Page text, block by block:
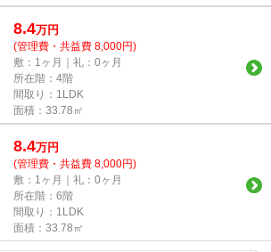
8.4万円
(管理費・共益費 8,000円)
敷：1ヶ月｜礼：0ヶ月
所在階：4階
間取り：1LDK
面積：33.78㎡
8.4万円
(管理費・共益費 8,000円)
敷：1ヶ月｜礼：0ヶ月
所在階：6階
間取り：1LDK
面積：33.78㎡